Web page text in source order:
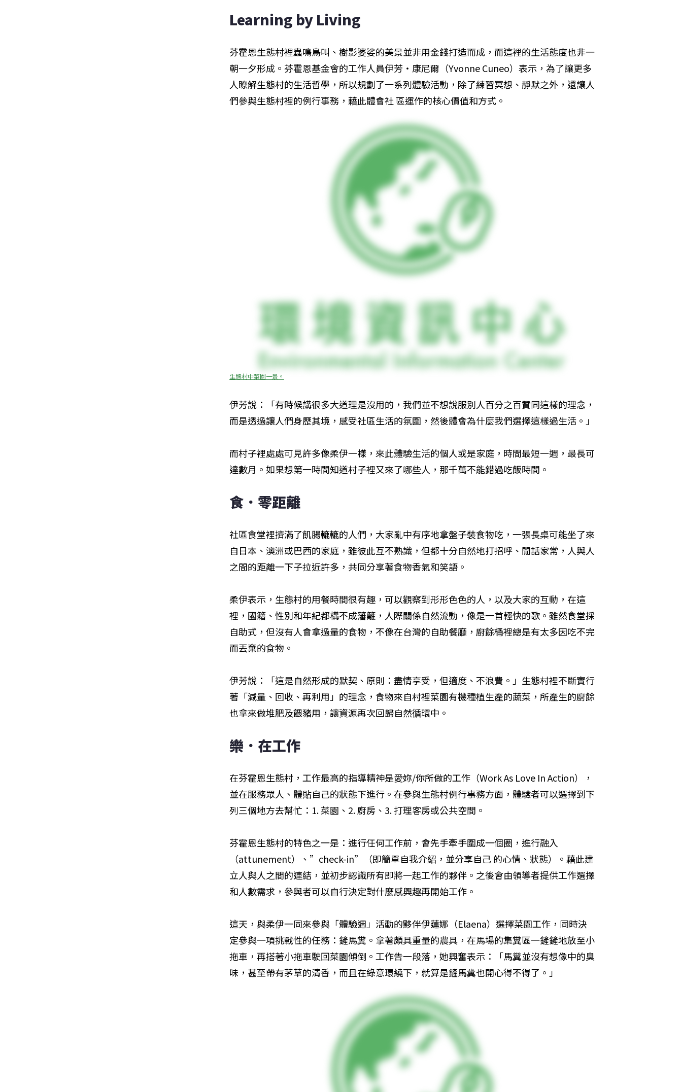
Learning by Living
芬霍恩生態村裡蟲鳴鳥叫、樹影婆娑的美景並非用金錢打造而成，而這裡的生活態度也非一
朝一夕形成。芬霍恩基金會的工作人員伊芳‧康尼爾（Yvonne Cuneo）表示，為了讓更多
人瞭解生態村的生活哲學，所以規劃了一系列體驗活動，除了練習冥想、靜默之外，還讓人
們參與生態村裡的例行事務，藉此體會社 區運作的核心價值和方式。
生態村中菜園一景。
伊芳說：「有時候講很多大道理是沒用的，我們並不想說服別人百分之百贊同這樣的理念，
而是透過讓人們身歷其境，感受社區生活的氛圍，然後體會為什麼我們選擇這樣過生活。」
而村子裡處處可見許多像柔伊一樣，來此體驗生活的個人或是家庭，時間最短一週，最長可
達數月。如果想第一時間知道村子裡又來了哪些人，那千萬不能錯過吃飯時間。
食．零距離
社區食堂裡擠滿了飢腸轆轆的人們，大家亂中有序地拿盤子裝食物吃，一張長桌可能坐了來
自日本、澳洲或巴西的家庭，雖彼此互不熟識，但都十分自然地打招呼、閒話家常，人與人
之間的距離一下子拉近許多，共同分享著食物香氣和笑語。
柔伊表示，生態村的用餐時間很有趣，可以觀察到形形色色的人，以及大家的互動，在這
裡，國籍、性別和年紀都構不成藩籬，人際關係自然流動，像是一首輕快的歌。雖然食堂採
自助式，但沒有人會拿過量的食物，不像在台灣的自助餐廳，廚餘桶裡總是有太多因吃不完
而丟棄的食物。
伊芳說：「這是自然形成的默契、原則：盡情享受，但適度、不浪費。」生態村裡不斷實行
著「減量、回收、再利用」的理念，食物來自村裡菜園有機種植生產的蔬菜，所產生的廚餘
也拿來做堆肥及餵豬用，讓資源再次回歸自然循環中。
樂．在工作
在芬霍恩生態村，工作最高的指導精神是愛妳/你所做的工作（Work As Love In Action），
並在服務眾人、體貼自己的狀態下進行。在參與生態村例行事務方面，體驗者可以選擇到下
列三個地方去幫忙：1. 菜園、2. 廚房、3. 打理客房或公共空間。
芬霍恩生態村的特色之一是：進行任何工作前，會先手牽手圍成一個圈，進行融入
（attunement）、”check-in”（即簡單自我介紹，並分享自己 的心情、狀態）。藉此建
立人與人之間的連結，並初步認識所有即將一起工作的夥伴。之後會由領導者提供工作選擇
和人數需求，參與者可以自行決定對什麼感興趣再開始工作。
這天，與柔伊一同來參與「體驗週」活動的黟伴伊蓮娜（Elaena）選擇菜園工作，同時決
定參與一項挑戰性的任務：鏟馬糞。拿著頗具重量的農具，在馬場的集糞區一鏟鏟地放至小
拖車，再搭著小拖車駛回菜園傾倒。工作告一段落，她興奮表示：「馬糞並沒有想像中的臭
味，甚至帶有茅草的清香，而且在綠意環繞下，就算是鏟馬糞也開心得不得了。」